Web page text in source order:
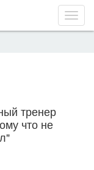
тренер
что не